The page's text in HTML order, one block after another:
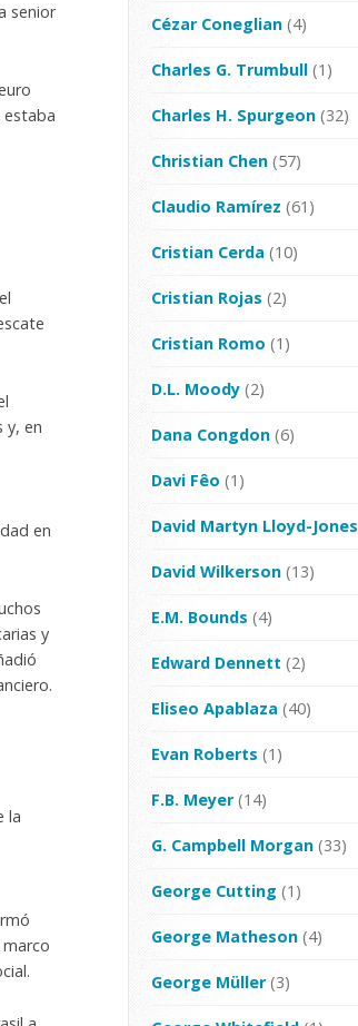
senior
estaba
y, en
en
y
la
Cézar Coneglian (4)
Charles G. Trumbull (1)
Charles H. Spurgeon (32)
Christian Chen (57)
Claudio Ramírez (61)
Cristian Cerda (10)
Cristian Rojas (2)
Cristian Romo (1)
D.L. Moody (2)
Dana Congdon (6)
Davi Fêo (1)
David Martyn Lloyd-Jones
David Wilkerson (13)
E.M. Bounds (4)
Edward Dennett (2)
Eliseo Apablaza (40)
Evan Roberts (1)
F.B. Meyer(14)
G. Campbell Morgan (33)
George Cutting (1)
George Matheson (4)
George Müller(3)